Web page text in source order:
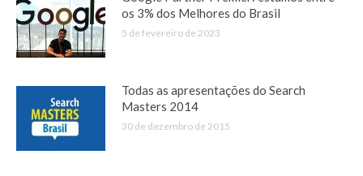
os 3% dos Melhores do Brasil
5 de fevereiro de 2023
Todas as apresentações do Search
Masters 2014
30 de dezembro de 2015